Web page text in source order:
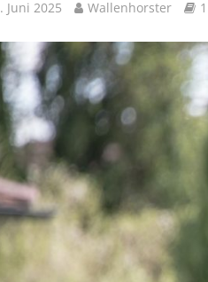
Juni 2025 Wallenhorster